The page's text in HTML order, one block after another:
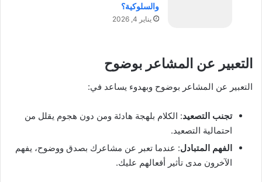
والسلوكية؟
يناير 4, 2026
التعبير عن المشاعر بوضوح
التعبير عن المشاعر بوضوح وبهدوء يساعد في:
تجنب التصعيد: الكلام بلهجة هادئة ومن دون هجوم يقلل من
احتمالية التصعيد.
الفهم المتبادل: عندما تعبر عن مشاعرك بصدق ووضوح، يفهم
الآخرون مدى تأثير أفعالهم عليك.